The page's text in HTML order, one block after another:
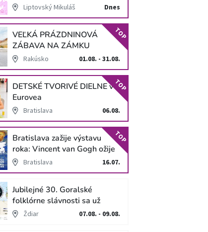
Liptovský Mikuláš Dnes
VEĽKÁ PRÁZDNINOVÁ
ZÁBAVA NA ZÁMKU
SCHLOSS HOF
Rakúsko 01.08. - 31.08.
TOP
DETSKÉ TVORIVÉ DIELNE v
Eurovea
Bratislava 06.08.
TOP
Bratislava zažije výstavu
roka: Vincent van Gogh ožije
v unikátnej imerzívnej šou!
Bratislava 16.07.
TOP
Jubilejné 30. Goralské
folklórne slávnosti sa už
blížiaŽdiar 07.08. - 09.08.